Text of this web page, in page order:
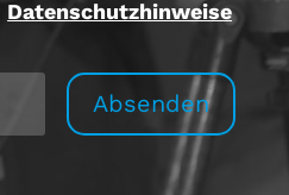
Datenschutzhinweise
Absenden